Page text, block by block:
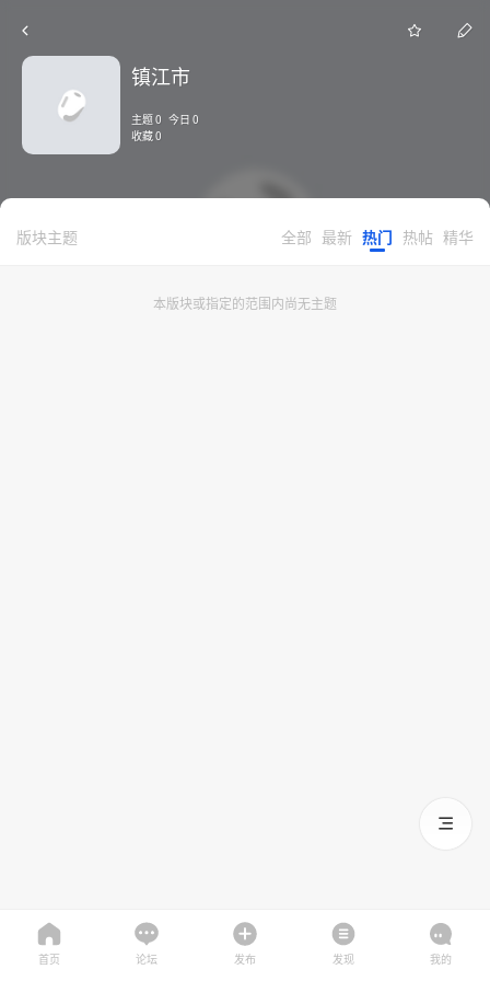
镇江市
主题 0 今日 0
收藏 0
版块主题 全部 最新 热门 热帖 精华
本版块或指定的范围内尚无主题
首页 论坛 发布 发现 我的